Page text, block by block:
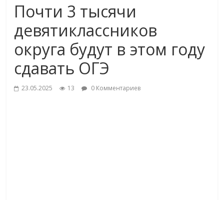
Почти 3 тысячи
девятиклассников
округа будут в этом году
сдавать ОГЭ
23.05.2025 13 0 Комментариев